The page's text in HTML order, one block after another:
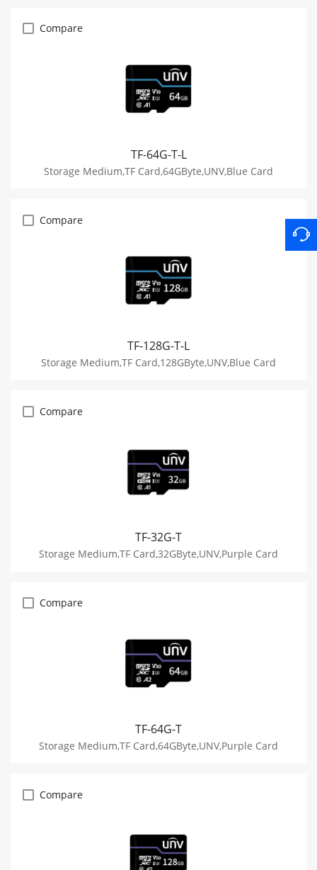
Compare
TF-64G-T-L
Storage Medium,TF Card,64GByte,UNV,Blue Card
Compare
TF-128G-T-L
Storage Medium,TF Card,128GByte,UNV,Blue Card
Compare
TF-32G-T
Storage Medium,TF Card,32GByte,UNV,Purple Card
Compare
TF-64G-T
Storage Medium,TF Card,64GByte,UNV,Purple Card
Compare